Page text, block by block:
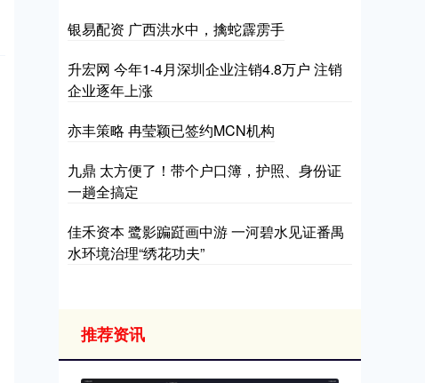
银易配资 广西洪水中，擒蛇霹雳手
升宏网 今年1-4月深圳企业注销4.8万户 注销
企业逐年上涨
亦丰策略 冉莹颖已签约MCN机构
九鼎 太方便了！带个户口簿，护照、身份证
一趟全搞定
佳禾资本 鹭影蹁跹画中游 一河碧水见证番禺
水环境治理“绣花功夫”
推荐资讯